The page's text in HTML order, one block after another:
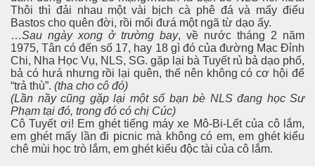
Thôi thì đải nhau một vài bịch cà phê đá và mấy điếu
Bastos cho quên đời, rồi mổi đưá một ngã từ dạo ấy.
…Sau ngày xong ở trường bay, về nước tháng 2 năm
1975, Tân có đến số 17, hay 18 gì đó của đường Mạc Ðỉnh
Chi, Nha Học Vụ, NLS, SG. gặp lại bà Tuyết rủ bả dạo phố,
bả có hưá nhưng rồi lại quên, thế nên không có cơ hội để
“trả thù”. (tha cho cô đó)
(Lần nầy cũng gặp lại một số bạn bè NLS đang học Sư
Phạm tại đó, trong đó có chị Cúc)
Cô Tuyết ơi! Em ghét tiếng máy xe Mô-Bi-Lết của cô lắm,
em ghét mấy lần đi picnic mà không có em, em ghét kiểu
chê mùi học trò lắm, em ghét kiểu độc tài của cô lắm.
và tôi